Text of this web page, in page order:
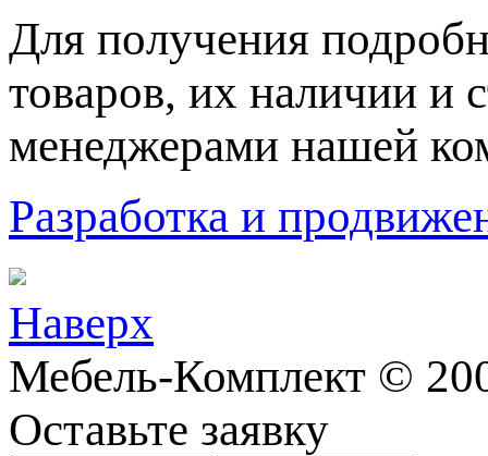
Для пoлучения
товaров, их нaличии и
менеджерами нашей
Разработка и
Наверх
Мебель-Комплект ©
Оставьте заявку